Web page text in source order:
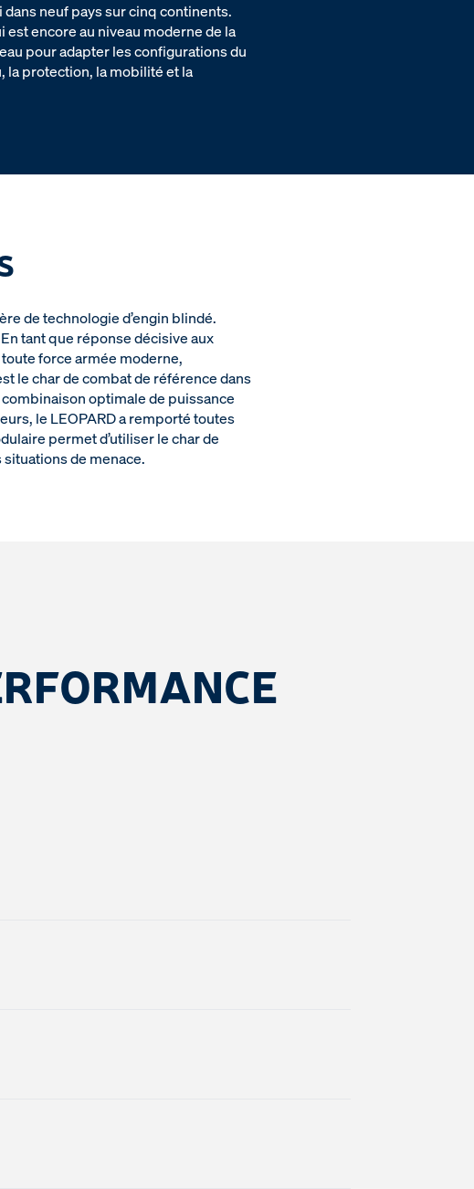
dans neuf pays sur cinq continents.
est encore au niveau moderne de la
pour adapter les configurations du
la protection, la mobilité et la
de technologie d’engin blindé.
tant que réponse décisive aux
force armée moderne,
le char de combat de référence dans
optimale de puissance
le LEOPARD a remporté toutes
permet d’utiliser le char de
de menace.